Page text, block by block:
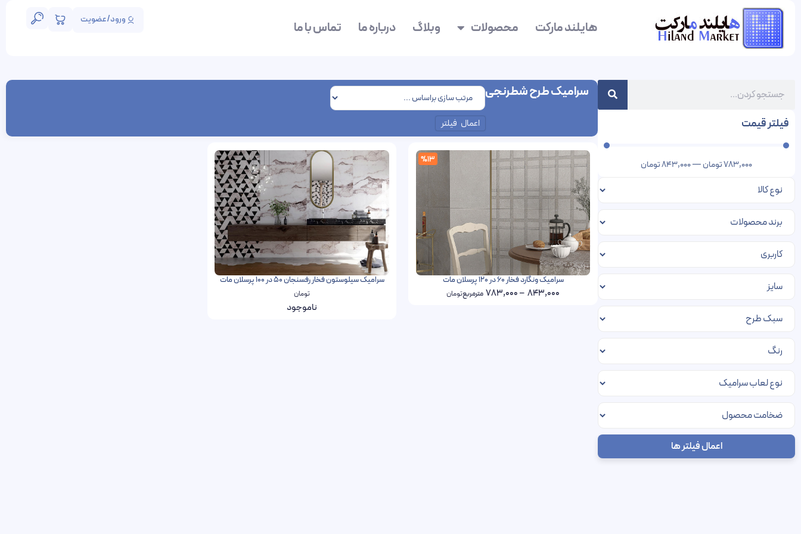
هایلند مارکت محصولات وبلاگ درباره ما تماس با ما ورود/عضویت
فیلتر قیمت
783,000تومان—
843,000تومان
اعمال فیلتر ها
سرامیک طرح شطرنجی
اعمال فیلتر
%13
سرامیک ونگارد فخار 60 در 120 پرسلان مات
843,000
–
783,000 مترمربعتومان
سرامیک سیلوستون فخار رفسنجان 50 در 100 پرسلان مات
تومان
ناموجود